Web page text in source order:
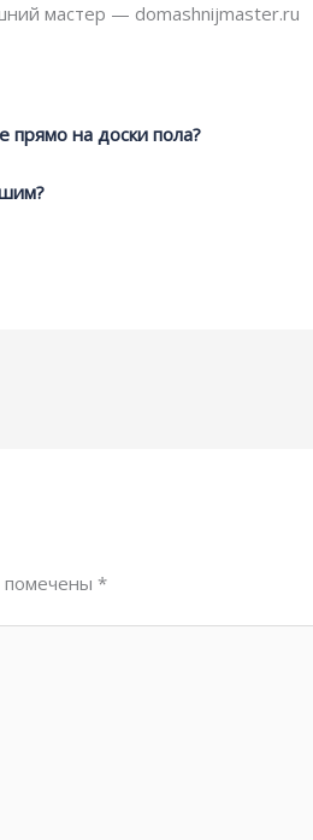
мастер — domashnijmaster.ru
прямо на доски пола?
помечены*